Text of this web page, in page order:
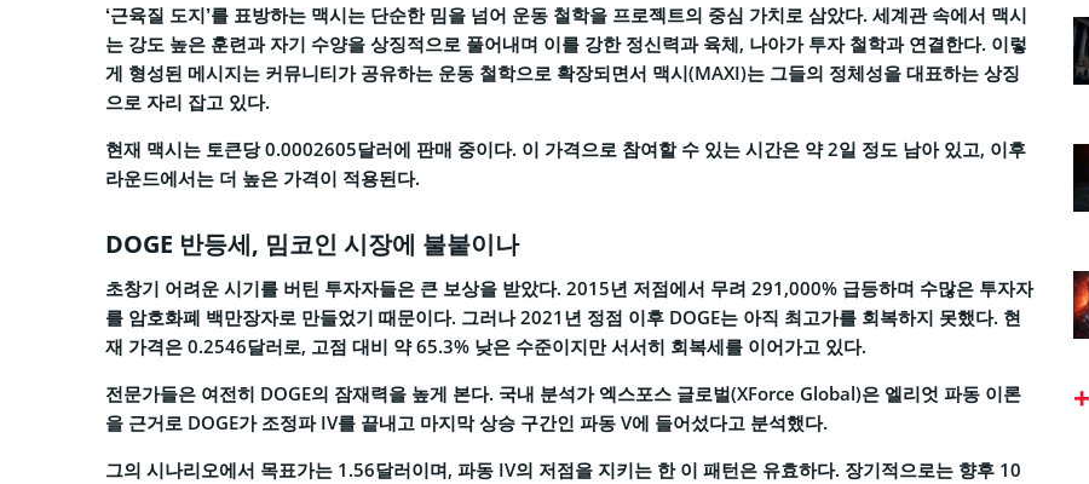
‘근육질 도지’를 표방하는 맥시는 단순한 밈을 넘어 운동 철학을 프로젝트의 중심 가치로 삼았다. 세계관 속에서 맥시
는 강도 높은 훈련과 자기 수양을 상징적으로 풀어내며 이를 강한 정신력과 육체, 나아가 투자 철학과 연결한다. 이렇
게 형성된 메시지는 커뮤니티가 공유하는 운동 철학으로 확장되면서 맥시(MAXI)는 그들의 정체성을 대표하는 상징
으로 자리 잡고 있다.
현재 맥시는 토큰당 0.0002605달러에 판매 중이다. 이 가격으로 참여할 수 있는 시간은 약 2일 정도 남아 있고, 이후
라운드에서는 더 높은 가격이 적용된다.
DOGE 반등세, 밈코인 시장에 불붙이나
초창기 어려운 시기를 버틴 투자자들은 큰 보상을 받았다. 2015년 저점에서 무려 291,000% 급등하며 수많은 투자자
를 암호화폐 백만장자로 만들었기 때문이다. 그러나 2021년 정점 이후 DOGE는 아직 최고가를 회복하지 못했다. 현
재 가격은 0.2546달러로, 고점 대비 약 65.3% 낮은 수준이지만 서서히 회복세를 이어가고 있다.
전문가들은 여전히 DOGE의 잠재력을 높게 본다. 국내 분석가 엑스포스 글로벌(XForce Global)은 엘리엇 파동 이론
을 근거로 DOGE가 조정파 IV를 끝내고 마지막 상승 구간인 파동 V에 들어섰다고 분석했다.
그의 시나리오에서 목표가는 1.56달러이며, 파동 IV의 저점을 지키는 한 이 패턴은 유효하다. 장기적으로는 향후 10